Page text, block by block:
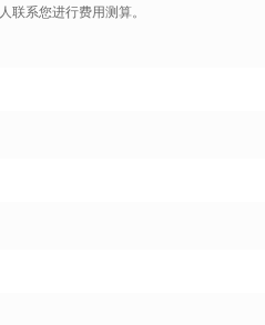
业务曲线。系统基于“工时矩阵”
求